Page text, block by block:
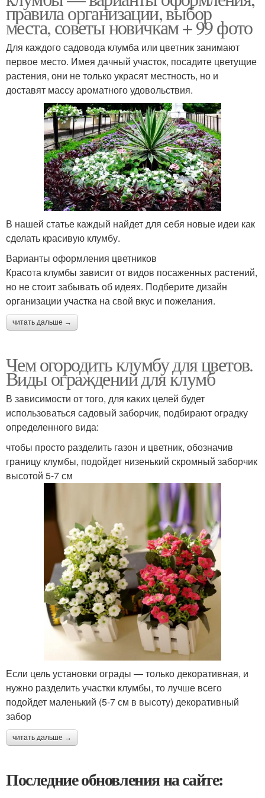
правила организации, выбор
места, советы новичкам + 99 фото
Для каждого садовода клумба или цветник занимают
первое место. Имея дачный участок, посадите цветущие
растения, они не только украсят местность, но и
доставят массу ароматного удовольствия.
В нашей статье каждый найдет для себя новые идеи как
сделать красивую клумбу.
Варианты оформления цветников
Красота клумбы зависит от видов посаженных растений,
но не стоит забывать об идеях. Подберите дизайн
организации участка на свой вкус и пожелания.
читать дальше →
Чем огородить клумбу для цветов.
Виды ограждений для клумб
В зависимости от того, для каких целей будет
использоваться садовый заборчик, подбирают оградку
определенного вида:
чтобы просто разделить газон и цветник, обозначив
границу клумбы, подойдет низенький скромный заборчик
высотой 5-7 см
Если цель установки ограды — только декоративная, и
нужно разделить участки клумбы, то лучше всего
подойдет маленький (5-7 см в высоту) декоративный
забор
читать дальше →
Последние обновления на сайте: